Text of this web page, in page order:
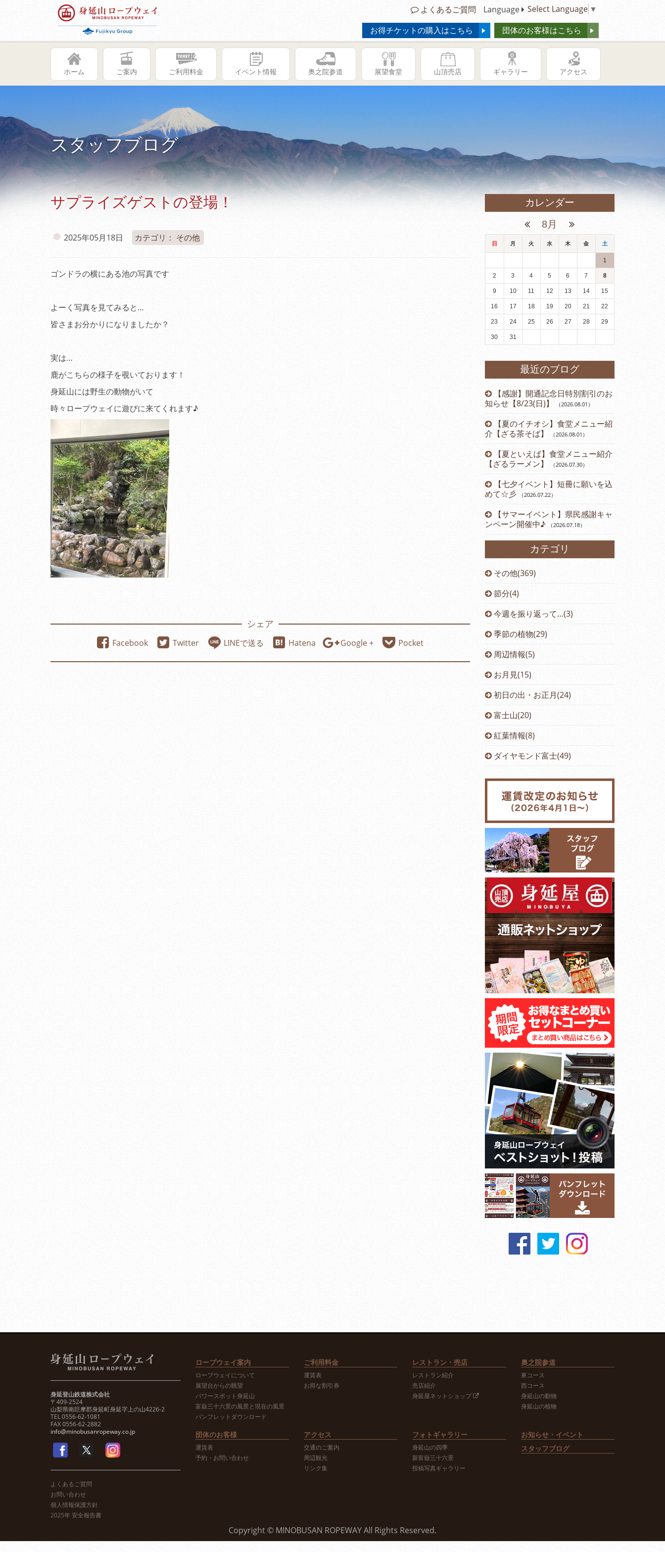
Select Language ▼
Language
よくあるご質問
お得チケットの購入はこちら
団体のお客様はこちら
ホーム ご案内 ご利用料金 イベント情報 奥之院参道 展望食堂 山頂売店 ギャラリー アクセス
スタッフブログ
サプライズゲストの登場！
2025年05月18日 カテゴリ： その他
ゴンドラの横にある池の写真です
よーく写真を見てみると…
皆さまお分かりになりましたか？
実は…
鹿がこちらの様子を覗いております！
身延山には野生の動物がいて
時々ロープウェイに遊びに来てくれます♪
シェア
Facebook Twitter LINEで送る Hatena Google + Pocket
カレンダー
8月
日 月 火 水 木 金 土
1
2 3 4 5 6 7 8
9 10 11 12 13 14 15
16 17 18 19 20 21 22
23 24 25 26 27 28 29
30 31
最近のブログ
【感謝】開通記念日特別割引のお
知らせ【8/23(日)】
（2026.08.01 ）
【夏のイチオシ】食堂メニュー紹
介【ざる茶そば】
（2026.08.01 ）
【夏といえば】食堂メニュー紹介
【ざるラーメン】
（2026.07.30）
【七夕イベント】短冊に願いを込
めて☆彡
（2026.07.22）
【サマーイベント】県民感謝キャ
ンペーン開催中♪
（2026.07.18）
カテゴリ
その他(369)
節分(4)
今週を振り返って…(3)
季節の植物(29)
周辺情報(5)
お月見(15)
初日の出・お正月(24)
富士山(20)
紅葉情報(8)
ダイヤモンド富士(49)
身延登山鉄道株式会社
〒409-2524
山梨県南巨摩郡身延町身延字上の山4226-2
TEL 0556-62-1081
FAX 0556-62-2882
info@minobusanropeway.co.jp
よくあるご質問
お問い合わせ
個人情報保護方針
2025年 安全報告書
ロープウェイ案内
ロープウェイについて
展望台からの眺望
パワースポット身延山
富嶽三十六景の風景と現在の風景
パンフレットダウンロード
ご利用料金
運賃表
お得な割引券
レストラン・売店
レストラン紹介
売店紹介
身延屋ネットショップ
奥之院参道
東コース
西コース
身延山の動物
身延山の植物
団体のお客様
運賃表
予約・お問い合わせ
アクセス
交通のご案内
周辺観光
リンク集
フォトギャラリー
身延山の四季
新富嶽三十六景
投稿写真ギャラリー
お知らせ・イベント
スタッフブログ
Copyright © MINOBUSAN ROPEWAY All Rights Reserved.